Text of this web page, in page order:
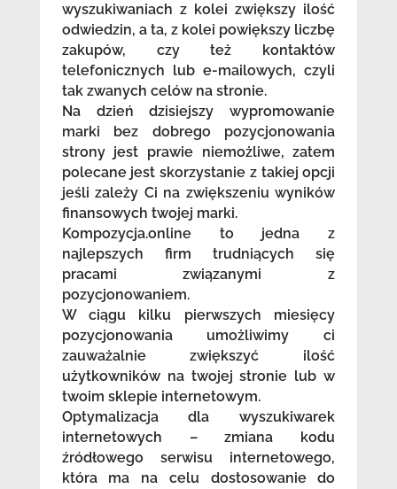
wyszukiwaniach z kolei zwiększy ilość
odwiedzin, a ta, z kolei powiększy liczbę
zakupów, czy też kontaktów
telefonicznych lub e-mailowych, czyli
tak zwanych celów na stronie.
Na dzień dzisiejszy wypromowanie
marki bez dobrego pozycjonowania
strony jest prawie niemożliwe, zatem
polecane jest skorzystanie z takiej opcji
jeśli zależy Ci na zwiększeniu wyników
finansowych twojej marki.
Kompozycja.online to jedna z
najlepszych firm trudniących się
pracami związanymi z
pozycjonowaniem.
W ciągu kilku pierwszych miesięcy
pozycjonowania umożliwimy ci
zauważalnie zwiększyć ilość
użytkowników na twojej stronie lub w
twoim sklepie internetowym.
Optymalizacja dla wyszukiwarek
internetowych – zmiana kodu
źródłowego serwisu internetowego,
która ma na celu dostosowanie do